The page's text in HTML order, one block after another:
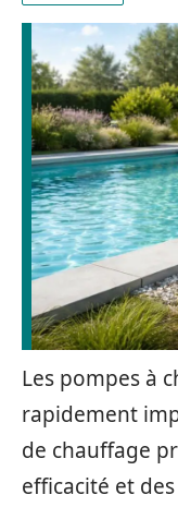
Les pompes à
rapidement
de chauffage
efficacité et